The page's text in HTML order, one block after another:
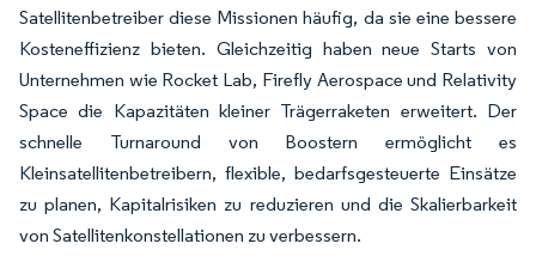
Satellitenbetreiber diese Missionen häufig, da sie eine bessere
Kosteneffizienz bieten. Gleichzeitig haben neue Starts von
Unternehmen wie Rocket Lab, Firefly Aerospace und Relativity
Space die Kapazitäten kleiner Trägerraketen erweitert. Der
schnelle Turnaround von Boostern ermöglicht es
Kleinsatellitenbetreibern, flexible, bedarfsgesteuerte Einsätze
zu planen, Kapitalrisiken zu reduzieren und die Skalierbarkeit
von Satellitenkonstellationen zu verbessern.